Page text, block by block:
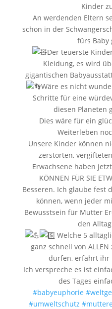
Kinder
An werdenden Eltern
schon in der
fürs Baby
Der teuerste
Kleidung, es wird
gigantischen
Wäre es nicht
Schritte für eine
diesen Planeten
Dies wäre für ein
Weiterleben
Unsere Kinder können
zerstörten,
Erwachsene haben
KÖNNEN FÜR SIE
Besseren. Ich glaube fest
können, wenn jeder
Bewusstsein für Mutter
den
Welche 5
ganz schnell von
dürfen, erfährt ihr
Ich verspreche es ist
des Tages
#babyeuphorie
#umweltschutz